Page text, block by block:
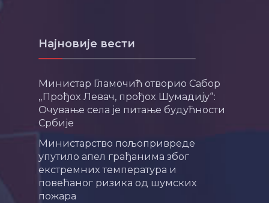
Најновије вести
Министар Гламочић отворио Сабор
„Прођох Левач, прођох Шумадију“:
Очување села је питање будућности
Србије
Министарство пољопривреде
упутило апел грађанима због
екстремних температура и
повећаног ризика од шумских
пожара